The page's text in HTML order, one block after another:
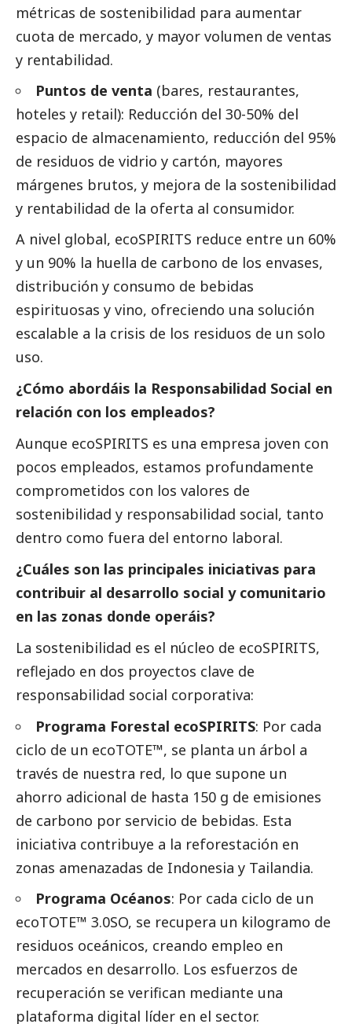
métricas de sostenibilidad para aumentar
cuota de mercado, y mayor volumen de ventas
y rentabilidad.
Puntos de venta (bares, restaurantes,
hoteles y retail): Reducción del 30-50% del
espacio de almacenamiento, reducción del 95%
de residuos de vidrio y cartón, mayores
márgenes brutos, y mejora de la sostenibilidad
y rentabilidad de la oferta al consumidor.
A nivel global, ecoSPIRITS reduce entre un 60%
y un 90% la huella de carbono de los envases,
distribución y consumo de bebidas
espirituosas y vino, ofreciendo una solución
escalable a la crisis de los residuos de un solo
uso.
¿Cómo abordáis la Responsabilidad Social en
relación con los empleados?
Aunque ecoSPIRITS es una empresa joven con
pocos empleados, estamos profundamente
comprometidos con los valores de
sostenibilidad y responsabilidad social, tanto
dentro como fuera del entorno laboral.
¿Cuáles son las principales iniciativas para
contribuir al desarrollo social y comunitario
en las zonas donde operáis?
La sostenibilidad es el núcleo de ecoSPIRITS,
reflejado en dos proyectos clave de
responsabilidad social corporativa:
Programa Forestal ecoSPIRITS: Por cada
ciclo de un ecoTOTE™, se planta un árbol a
través de nuestra red, lo que supone un
ahorro adicional de hasta 150 g de emisiones
de carbono por servicio de bebidas. Esta
iniciativa contribuye a la reforestación en
zonas amenazadas de Indonesia y Tailandia.
Programa Océanos: Por cada ciclo de un
ecoTOTE™ 3.0SO, se recupera un kilogramo de
residuos oceánicos, creando empleo en
mercados en desarrollo. Los esfuerzos de
recuperación se verifican mediante una
plataforma digital líder en el sector.